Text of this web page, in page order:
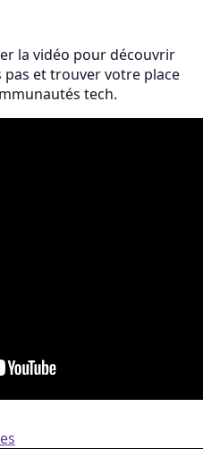
la vidéo pour découvrir
et trouver votre place
tech.